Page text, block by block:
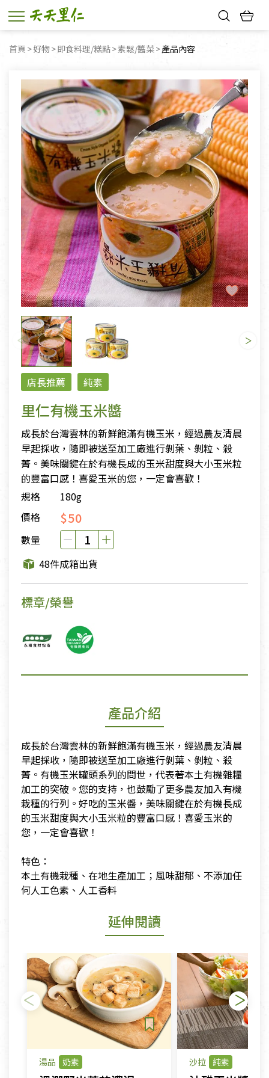
首頁 好物 即食料理/糕點 素鬆/醬菜 目前頁面：
產品內容
店長推薦 純素
里仁有機玉米醬
成長於台灣雲林的新鮮飽滿有機玉米，經過農友清晨
早起採收，隨即被送至加工廠進行剝葉、剝粒、殺
菁。美味關鍵在於有機長成的玉米甜度與大小玉米粒
的豐富口感！喜愛玉米的您，一定會喜歡！
規格
180g
價格
$50
數量
48件成箱出貨
標章/榮譽
產品介紹
成長於台灣雲林的新鮮飽滿有機玉米，經過農友清晨
早起採收，隨即被送至加工廠進行剝葉、剝粒、殺
菁。有機玉米罐頭系列的問世，代表著本土有機雜糧
加工的突破。您的支持，也鼓勵了更多農友加入有機
栽種的行列。好吃的玉米醬，美味關鍵在於有機長成
的玉米甜度與大小玉米粒的豐富口感！喜愛玉米的
您，一定會喜歡！
​特色：
​本土有機栽種、在地生產加工；風味甜郁、不添加任
何人工色素、人工香料
延伸閱讀
湯品 奶素 沙拉 純素